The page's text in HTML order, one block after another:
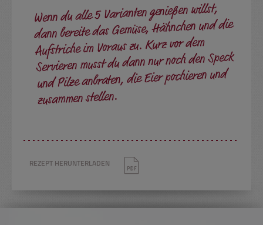
Wenn du alle 5 Varianten genießen willst,
dann bereite das Gemüse, Hähnchen und die
Aufstriche im Voraus zu. Kurz vor dem
Servieren musst du dann nur noch den Speck
und Pilze anbraten, die Eier pochieren und
zusammen stellen.
REZEPT HERUNTERLADEN